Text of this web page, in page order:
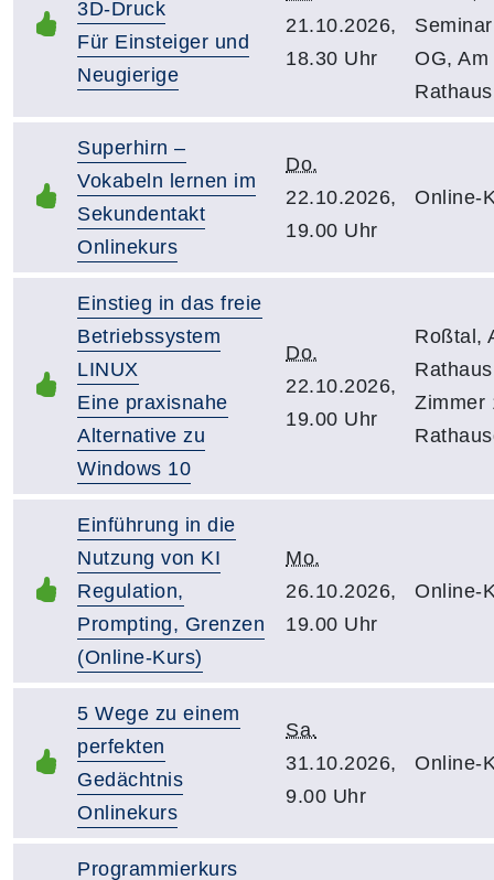
3D-Druck
Für Einsteiger und
Neugierige
21.10.2026,
18.30 Uhr
OG, Am
Superhirn –
Vokabeln lernen im
Sekundentakt
Onlinekurs
Do.
22.10.2026,
19.00 Uhr
Online-
Einstieg in das freie
Betriebssystem
LINUX
Eine praxisnahe
Alternative zu
Windows 10
Do.
22.10.2026,
19.00 Uhr
Roßtal,
Zimmer
Einführung in die
Nutzung von KI
Regulation,
Prompting, Grenzen
(Online-Kurs)
Mo.
26.10.2026,
19.00 Uhr
Online-
5 Wege zu einem
perfekten
Gedächtnis
Onlinekurs
Sa.
31.10.2026,
9.00 Uhr
Online-
Programmierkurs